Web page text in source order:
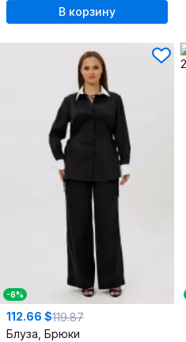
В корзину
-6%
112.66 $119.87
Блуза, Брюки